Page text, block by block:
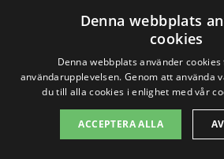
Gnosjö
Aneby
Red038
Denna webbplats
cookies
Denna webbplats använder
användarupplevelsen. Genom att använda
du till alla cookies i enlighet med vår
ACCEPTERA ALLA